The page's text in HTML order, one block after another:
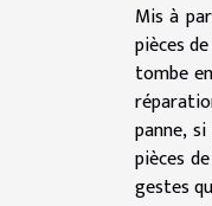
Mis à
pièces
tombe
panne,
pièces
gestes